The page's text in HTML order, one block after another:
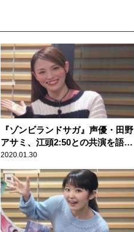
『ゾンビランドサガ』声優・田野
アサミ、江頭2:50との共演を語る
「神様かと思いました」
2020.01.30